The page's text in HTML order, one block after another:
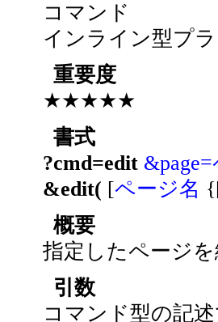
コマンド
インライン型プ
重要度
★★★★★
書式
?cmd=edit
&edit( [ページ名
概要
指定したページ
引数
コマンド型の記